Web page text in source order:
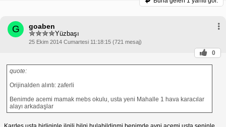
G goaben
Yüzbaşı
25 Ekim 2014 Cumartesi 11:18:15 (721 mesaj)
0
quote:
Orijinalden alıntı: zaferli
Benimde acemi mamak mebs okulu, usta yeni Mahalle 1 hava karacılar
alayı arkadaşlar